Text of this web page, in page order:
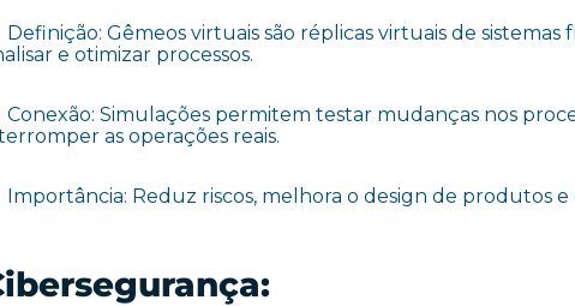
Definição: Gêmeos virtuais são réplicas virtuais de sistemas
e otimizar processos.
Conexão: Simulações permitem testar mudanças nos
as operações reais.
Importância: Reduz riscos, melhora o design de produtos